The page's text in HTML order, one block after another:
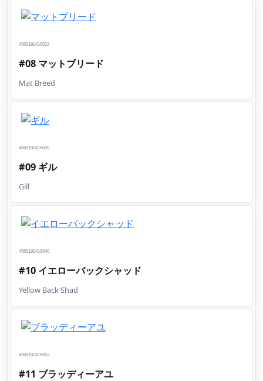
4560192416622
#08 マットブリード
Mat Breed
4560192416639
#09 ギル
Gill
4560192416646
#10 イエローバックシャッド
Yellow Back Shad
4560192416653
#11 ブラッディーアユ